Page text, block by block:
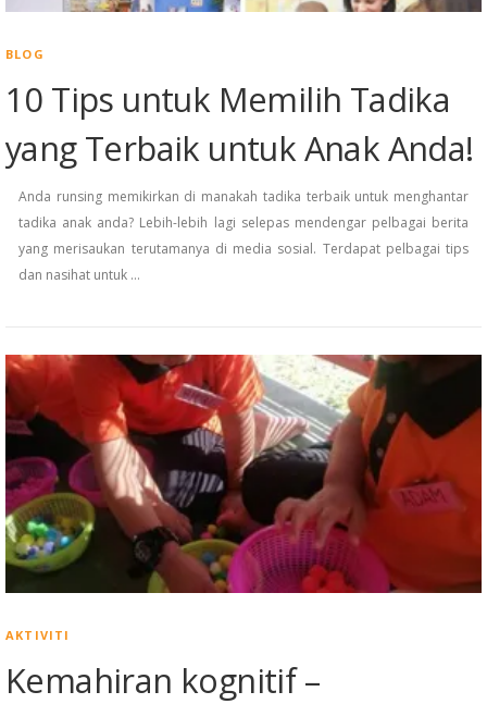
BLOG
10 Tips untuk Memilih Tadika
yang Terbaik untuk Anak Anda!
Anda runsing memikirkan di manakah tadika terbaik untuk menghantar
tadika anak anda? Lebih-lebih lagi selepas mendengar pelbagai berita
yang merisaukan terutamanya di media sosial. Terdapat pelbagai tips
dan nasihat untuk …
AKTIVITI
Kemahiran kognitif –